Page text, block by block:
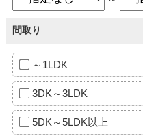
間取り
～1LDK
3DK～3LDK
5DK～5LDK以上